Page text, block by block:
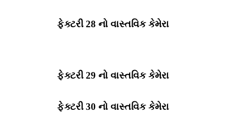
ફેક્ટરી 28 નો વાસ્તવિક કેમેરા
ફેક્ટરી 29 નો વાસ્તવિક કેમેરા
ફેક્ટરી 30 નો વાસ્તવિક કેમેરા